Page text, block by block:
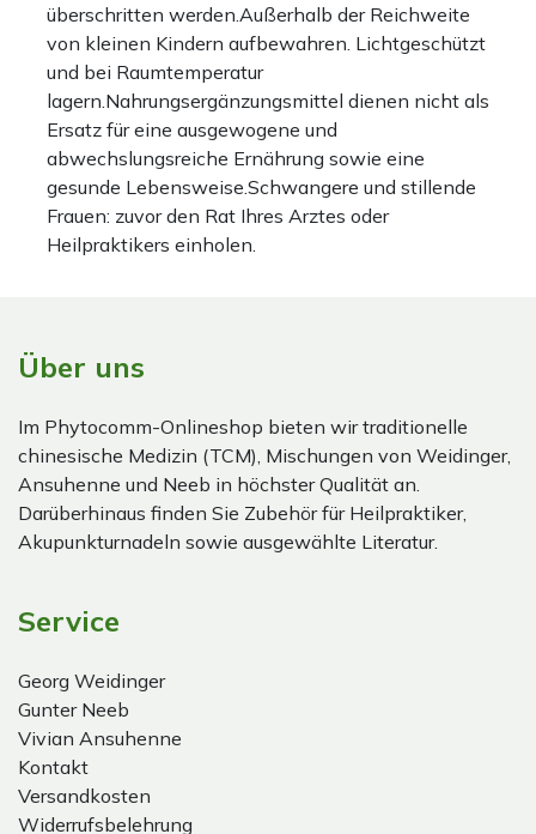
überschritten werden.Außerhalb der Reichweite
von kleinen Kindern aufbewahren. Lichtgeschützt
und bei Raumtemperatur
lagern.Nahrungsergänzungsmittel dienen nicht als
Ersatz für eine ausgewogene und
abwechslungsreiche Ernährung sowie eine
gesunde Lebensweise.Schwangere und stillende
Frauen: zuvor den Rat Ihres Arztes oder
Heilpraktikers einholen.
Über uns
Im Phytocomm-Onlineshop bieten wir traditionelle
chinesische Medizin (TCM), Mischungen von Weidinger,
Ansuhenne und Neeb in höchster Qualität an.
Darüberhinaus finden Sie Zubehör für Heilpraktiker,
Akupunkturnadeln sowie ausgewählte Literatur.
Service
Georg Weidinger
Gunter Neeb
Vivian Ansuhenne
Kontakt
Versandkosten
Widerrufsbelehrung